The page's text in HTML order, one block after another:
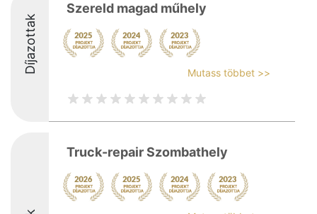
Díjazottak
Szereld magad műhely
Mutass többet >>
Truck-repair Szombathely